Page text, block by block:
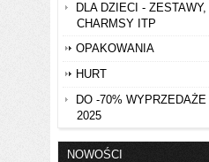
DLA DZIECI - ZESTAWY,
CHARMSY ITP
OPAKOWANIA
HURT
DO -70% WYPRZEDAŻE
2025
NOWOŚCI